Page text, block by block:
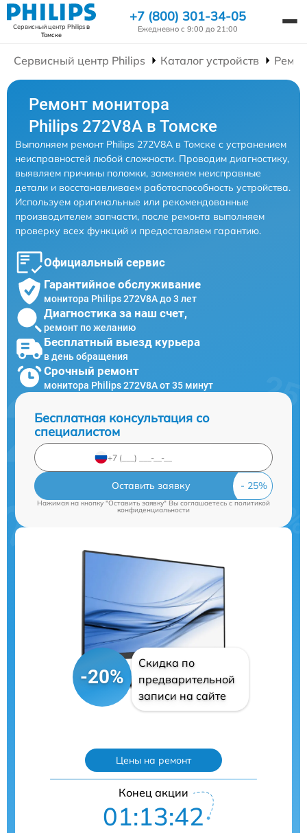
Сервисный центр Philipsв
Томске
+7 (800) 301-34-05
Ежедневно с 9:00 до 21:00
Сервисный центр Philips Каталог устройств
Ремонт монитора
Philips 272V8A в Томске
Выполняем ремонт Philips 272V8A в Томске с устранением
неисправностей любой сложности. Проводим диагностику,
выявляем причины поломки, заменяем неисправные
детали и восстанавливаем работоспособность устройства.
Используем оригинальные или рекомендованные
производителем запчасти, после ремонта выполняем
проверку всех функций и предоставляем гарантию.
Официальный сервис
Гарантийное обслуживание
монитора Philips 272V8A до 3 лет
Диагностика за наш счет,
ремонт по желанию
Бесплатный выезд курьера
в день обращения
Срочный ремонт
монитора Philips 272V8A от 35 минут
Бесплатная консультация со
специалистом
Оставить заявку
Нажимая на кнопку "Оставить заявку" Вы соглашаетесь c политикой
конфиденциальности
-20%
Скидка по
предварительной
записи на сайте
Цены на ремонт
Конец акции
01:13:41